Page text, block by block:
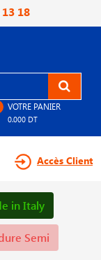
18
VOTRE PANIER
0.000 DT
Accès Client
in Italy
Semi